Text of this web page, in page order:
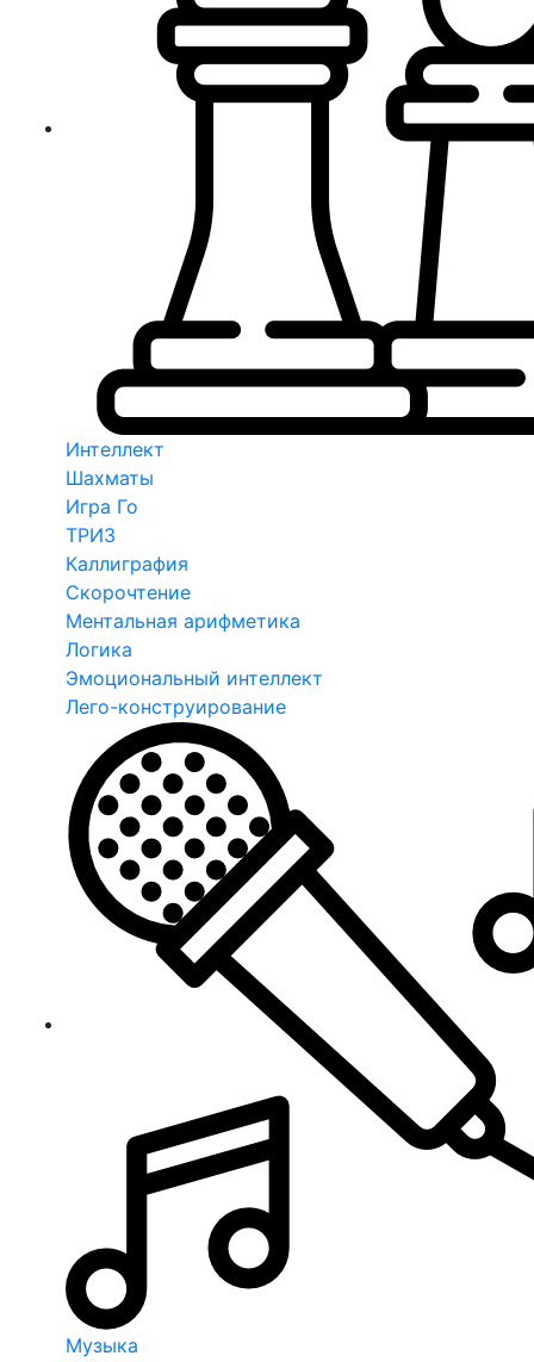
Интеллект
Шахматы
Игра Го
ТРИЗ
Каллиграфия
Скорочтение
Ментальная арифметика
Логика
Эмоциональный интеллект
Лего-конструирование
Музыка